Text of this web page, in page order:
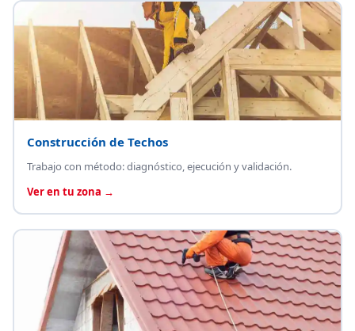
Construcción de Techos
Trabajo con método: diagnóstico, ejecución y validación.
Ver en tu zona →